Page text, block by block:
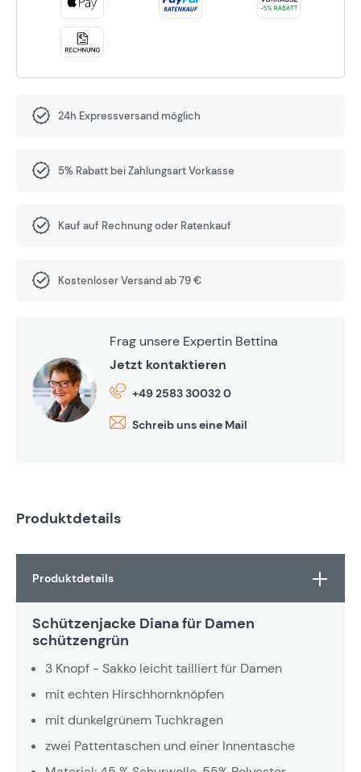
24h Expressversand möglich
5% Rabatt bei Zahlungsart Vorkasse
Kauf auf Rechnung oder Ratenkauf
Kostenloser Versand ab 79 €
Frag unsere Expertin Bettina
Jetzt kontaktieren
+49 2583 30032 0
Schreib uns eine Mail
Produktdetails
Produktdetails
Schützenjacke Diana für Damen
schützengrün
3 Knopf - Sakko leicht tailliert für Damen
mit echten Hirschhornknöpfen
mit dunkelgrünem Tuchkragen
zwei Pattentaschen und einer Innentasche